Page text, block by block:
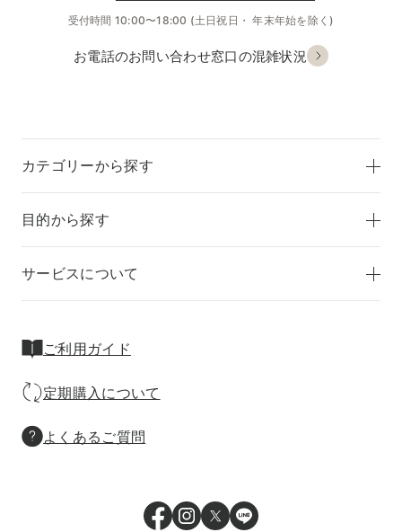
受付時間 10:00〜18:00 (土日祝日・ 年末年始を除く)
お電話のお問い合わせ窓口の混雑状況
カテゴリーから探す
目的から探す
サービスについて
ご利用ガイド
定期購入について
よくあるご質問